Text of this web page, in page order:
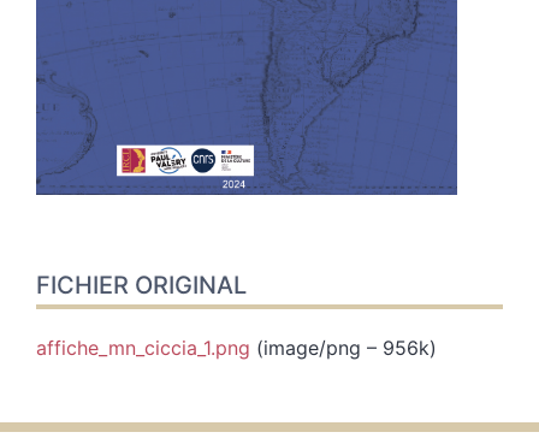
FICHIER ORIGINAL
affiche_mn_ciccia_1.png (image/png – 956k)